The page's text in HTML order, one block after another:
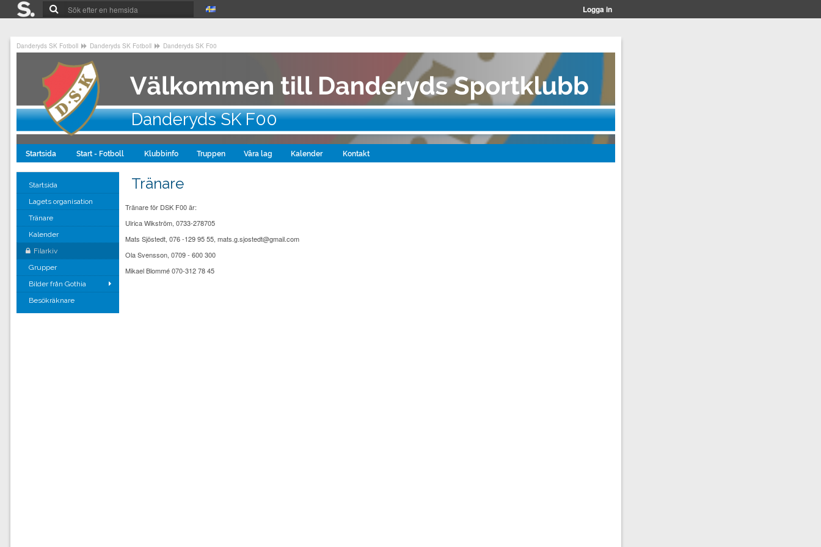
Logga in
Danderyds SK Fotboll Danderyds SK Fotboll Danderyds SK F00
Danderyds SK F00
Startsida Start - Fotboll Klubbinfo Truppen Våra lag Kalender Kontakt
Startsida
Lagets organisation
Tränare
Kalender
Filarkiv
Grupper
Bilder från Gothia
Besökräknare
Tränare
Tränare för DSK F00 är:
Ulrica Wikström, 0733-278705
Mats Sjöstedt, 076 -129 95 55, mats.g.sjostedt@gmail.com
Ola Svensson, 0709 - 600 300
Mikael Blommé 070-312 78 45